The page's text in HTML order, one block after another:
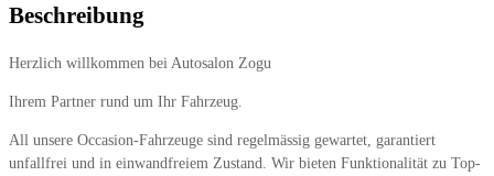
Beschreibung
Herzlich willkommen bei Autosalon Zogu
Ihrem Partner rund um Ihr Fahrzeug.
All unsere Occasion-Fahrzeuge sind regelmässig gewartet, garantiert
unfallfrei und in einwandfreiem Zustand. Wir bieten Funktionalität zu Top-